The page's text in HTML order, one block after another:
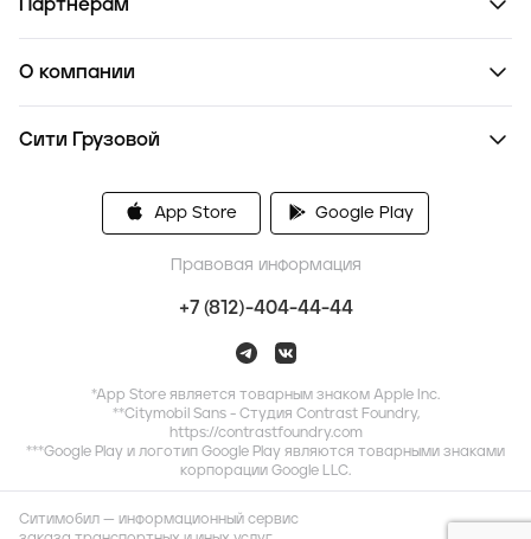
Партнерам
О компании
Сити Грузовой
App Store Google Play
Правовая информация
+7 (812)-404-44-44
*App Store является товарным знаком Apple Inc.
**Citymobil Sans - Студия Contrast Foundry,
https://contrastfoundry.com
***Google Play и логотип Google Play являются товарными знаками
корпорации Google LLC.
Ситимобил — информационный сервис